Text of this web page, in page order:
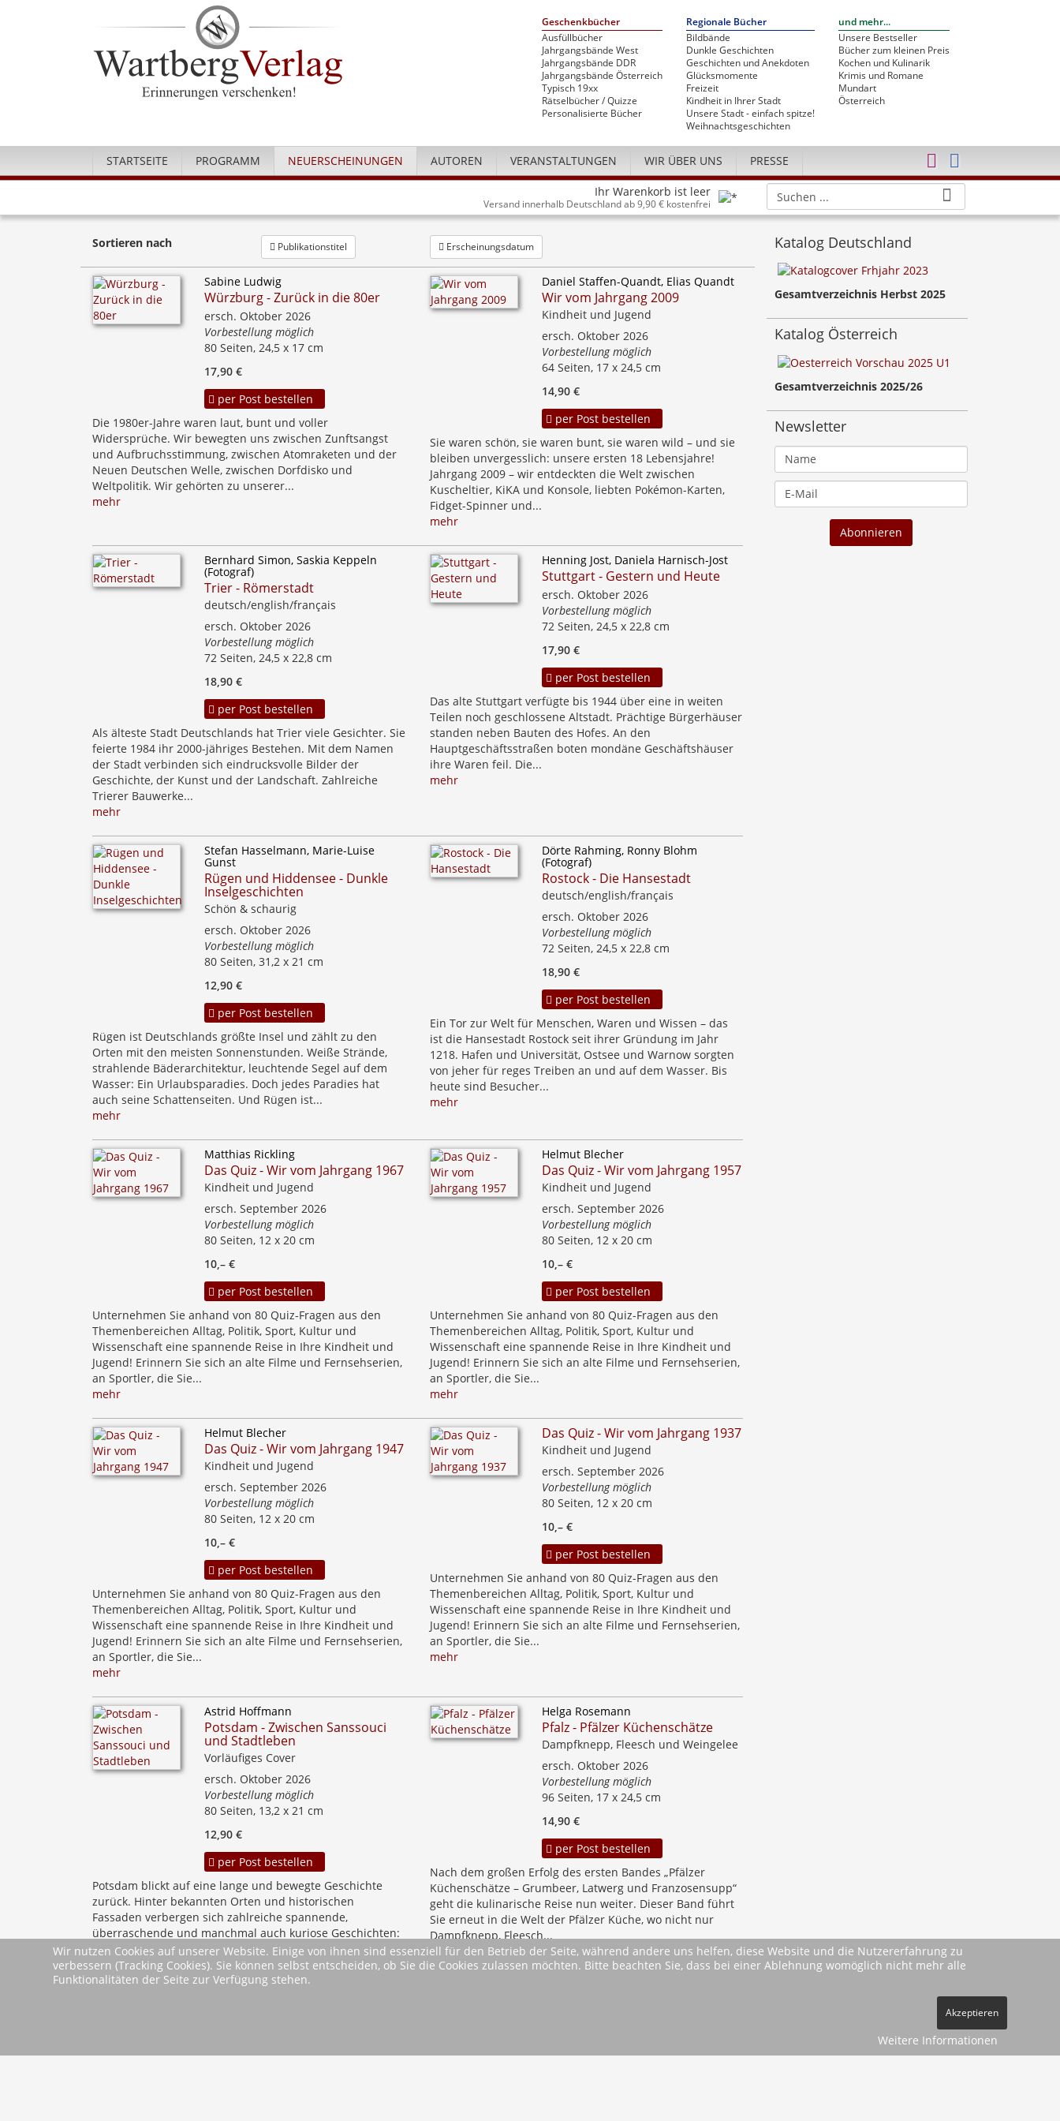
Geschenkbücher
Ausfüllbücher
Jahrgangsbände West
Jahrgangsbände DDR
Jahrgangsbände Österreich
Typisch 19xx
Rätselbücher / Quizze
Personalisierte Bücher
Regionale Bücher
Bildbände
Dunkle Geschichten
Geschichten und Anekdoten
Glücksmomente
Freizeit
Kindheit in Ihrer Stadt
Unsere Stadt - einfach spitze!
Weihnachtsgeschichten
und mehr...
Unsere Bestseller
Bücher zum kleinen Preis
Kochen und Kulinarik
Krimis und Romane
Mundart
Österreich
STARTSEITE PROGRAMM NEUERSCHEINUNGEN AUTOREN VERANSTALTUNGEN WIR ÜBER UNS PRESSE
Ihr Warenkorb ist leer
Versand innerhalb Deutschland ab 9,90 € kostenfrei
Sortieren nach Publikationstitel Erscheinungsdatum
Sabine Ludwig
Würzburg - Zurück in die 80er
ersch. Oktober 2026
Vorbestellung möglich
80 Seiten, 24,5 x 17 cm
17,90 €
per Post bestellen
Die 1980er-Jahre waren laut, bunt und voller
Widersprüche. Wir bewegten uns zwischen Zunftsangst
und Aufbruchsstimmung, zwischen Atomraketen und der
Neuen Deutschen Welle, zwischen Dorfdisko und
Weltpolitik. Wir gehörten zu unserer...
mehr
Daniel Staffen-Quandt, Elias Quandt
Wir vom Jahrgang 2009
Kindheit und Jugend
ersch. Oktober 2026
Vorbestellung möglich
64 Seiten, 17 x 24,5 cm
14,90 €
per Post bestellen
Sie waren schön, sie waren bunt, sie waren wild – und sie
bleiben unvergesslich: unsere ersten 18 Lebensjahre!
Jahrgang 2009 – wir entdeckten die Welt zwischen
Kuscheltier, KiKA und Konsole, liebten Pokémon-Karten,
Fidget-Spinner und...
mehr
Bernhard Simon, Saskia Keppeln
(Fotograf)
Trier - Römerstadt
deutsch/english/français
ersch. Oktober 2026
Vorbestellung möglich
72 Seiten, 24,5 x 22,8 cm
18,90 €
per Post bestellen
Als älteste Stadt Deutschlands hat Trier viele Gesichter. Sie
feierte 1984 ihr 2000-jähriges Bestehen. Mit dem Namen
der Stadt verbinden sich eindrucksvolle Bilder der
Geschichte, der Kunst und der Landschaft. Zahlreiche
Trierer Bauwerke...
mehr
Henning Jost, Daniela Harnisch-Jost
Stuttgart - Gestern und Heute
ersch. Oktober 2026
Vorbestellung möglich
72 Seiten, 24,5 x 22,8 cm
17,90 €
per Post bestellen
Das alte Stuttgart verfügte bis 1944 über eine in weiten
Teilen noch geschlossene Altstadt. Prächtige Bürgerhäuser
standen neben Bauten des Hofes. An den
Hauptgeschäftsstraßen boten mondäne Geschäftshäuser
ihre Waren feil. Die...
mehr
Stefan Hasselmann, Marie-Luise
Gunst
Rügen und Hiddensee - Dunkle
Inselgeschichten
Schön & schaurig
ersch. Oktober 2026
Vorbestellung möglich
80 Seiten, 31,2 x 21 cm
12,90 €
per Post bestellen
Rügen ist Deutschlands größte Insel und zählt zu den
Orten mit den meisten Sonnenstunden. Weiße Strände,
strahlende Bäderarchitektur, leuchtende Segel auf dem
Wasser: Ein Urlaubsparadies. Doch jedes Paradies hat
auch seine Schattenseiten. Und Rügen ist...
mehr
Dörte Rahming, Ronny Blohm
(Fotograf)
Rostock - Die Hansestadt
deutsch/english/français
ersch. Oktober 2026
Vorbestellung möglich
72 Seiten, 24,5 x 22,8 cm
18,90 €
per Post bestellen
Ein Tor zur Welt für Menschen, Waren und Wissen – das
ist die Hansestadt Rostock seit ihrer Gründung im Jahr
1218. Hafen und Universität, Ostsee und Warnow sorgten
von jeher für reges Treiben an und auf dem Wasser. Bis
heute sind Besucher...
mehr
Matthias Rickling
Das Quiz - Wir vom Jahrgang 1967
Kindheit und Jugend
ersch. September 2026
Vorbestellung möglich
80 Seiten, 12 x 20 cm
10,– €
per Post bestellen
Unternehmen Sie anhand von 80 Quiz-Fragen aus den
Themenbereichen Alltag, Politik, Sport, Kultur und
Wissenschaft eine spannende Reise in Ihre Kindheit und
Jugend! Erinnern Sie sich an alte Filme und Fernsehserien,
an Sportler, die Sie...
mehr
Helmut Blecher
Das Quiz - Wir vom Jahrgang 1957
Kindheit und Jugend
ersch. September 2026
Vorbestellung möglich
80 Seiten, 12 x 20 cm
10,– €
per Post bestellen
Unternehmen Sie anhand von 80 Quiz-Fragen aus den
Themenbereichen Alltag, Politik, Sport, Kultur und
Wissenschaft eine spannende Reise in Ihre Kindheit und
Jugend! Erinnern Sie sich an alte Filme und Fernsehserien,
an Sportler, die Sie...
mehr
Helmut Blecher
Das Quiz - Wir vom Jahrgang 1947
Kindheit und Jugend
ersch. September 2026
Vorbestellung möglich
80 Seiten, 12 x 20 cm
10,– €
per Post bestellen
Unternehmen Sie anhand von 80 Quiz-Fragen aus den
Themenbereichen Alltag, Politik, Sport, Kultur und
Wissenschaft eine spannende Reise in Ihre Kindheit und
Jugend! Erinnern Sie sich an alte Filme und Fernsehserien,
an Sportler, die Sie...
mehr
Das Quiz - Wir vom Jahrgang 1937
Kindheit und Jugend
ersch. September 2026
Vorbestellung möglich
80 Seiten, 12 x 20 cm
10,– €
per Post bestellen
Unternehmen Sie anhand von 80 Quiz-Fragen aus den
Themenbereichen Alltag, Politik, Sport, Kultur und
Wissenschaft eine spannende Reise in Ihre Kindheit und
Jugend! Erinnern Sie sich an alte Filme und Fernsehserien,
an Sportler, die Sie...
mehr
Astrid Hoffmann
Potsdam - Zwischen Sanssouci
und Stadtleben
Vorläufiges Cover
ersch. Oktober 2026
Vorbestellung möglich
80 Seiten, 13,2 x 21 cm
12,90 €
per Post bestellen
Potsdam blickt auf eine lange und bewegte Geschichte
zurück. Hinter bekannten Orten und historischen
Fassaden verbergen sich zahlreiche spannende,
überraschende und manchmal auch kuriose Geschichten:
Huckelkuchen und Wohnzimmertheater, musikalische...
mehr
Helga Rosemann
Pfalz - Pfälzer Küchenschätze
Dampfknepp, Fleesch und Weingelee
ersch. Oktober 2026
Vorbestellung möglich
96 Seiten, 17 x 24,5 cm
14,90 €
per Post bestellen
Nach dem großen Erfolg des ersten Bandes „Pfälzer
Küchenschätze – Grumbeer, Latwerg und Franzosensupp“
geht die kulinarische Reise nun weiter. Dieser Band führt
Sie erneut in die Welt der Pfälzer Küche, wo nicht nur
Dampfknepp, Fleesch...
mehr
Katalog Deutschland
Gesamtverzeichnis Herbst 2025
Katalog Österreich
Gesamtverzeichnis 2025/26
Newsletter
Wir nutzen Cookies auf unserer Website. Einige von ihnen sind essenziell für den Betrieb der Seite, während andere uns helfen, diese Website und die Nutzererfahrung zu
verbessern (Tracking Cookies). Sie können selbst entscheiden, ob Sie die Cookies zulassen möchten. Bitte beachten Sie, dass bei einer Ablehnung womöglich nicht mehr alle
Funktionalitäten der Seite zur Verfügung stehen.
Akzeptieren
Weitere Informationen